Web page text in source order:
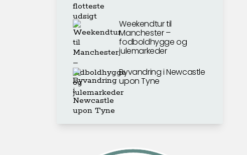
Weekendtur til
Manchester –
fodboldhygge og
julemarkeder
Byvandring i Newcastle
upon Tyne